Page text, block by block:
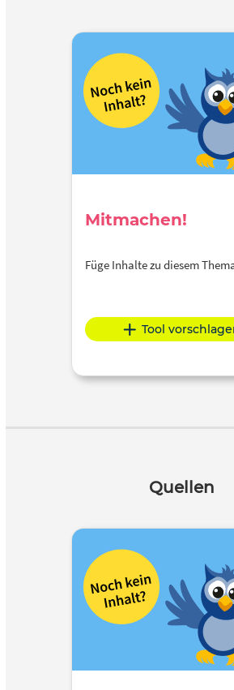
Mitmachen!
Füge Inhalte zu diesem
Tool
Quellen